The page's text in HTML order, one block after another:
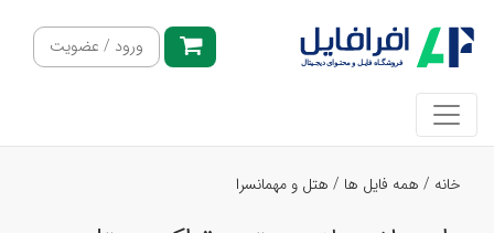
ورود / عضویت
خانه / همه فایل ها / هتل و مهمانسرا